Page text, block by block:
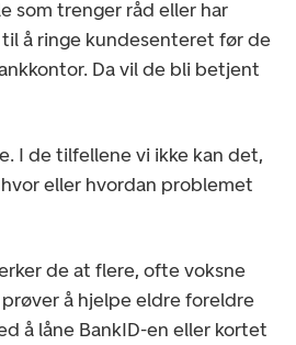
som trenger råd eller har
å ringe kundesenteret før de
Da vil de bli betjent
I de tilfellene vi ikke kan det,
eller hvordan problemet
de at flere, ofte voksne
å hjelpe eldre foreldre
å låne BankID-en eller kortet